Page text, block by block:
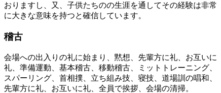
おりますし、又、子供たちのの生涯を通してその経験は非常
に大きな意味を持つと確信しています。
稽古
会場への出入りの礼に始まり、黙想、先輩方に礼、お互いに
礼、準備運動、基本稽古、移動稽古、ミットトレーニング、
スパーリング、首相撲、立ち組み技、寝技、道場訓の唱和、
先輩方に礼、お互いに礼、全員で挨拶、会場の清掃。